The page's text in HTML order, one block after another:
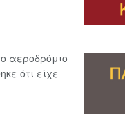
αεροδρόμιο
ότι είχε